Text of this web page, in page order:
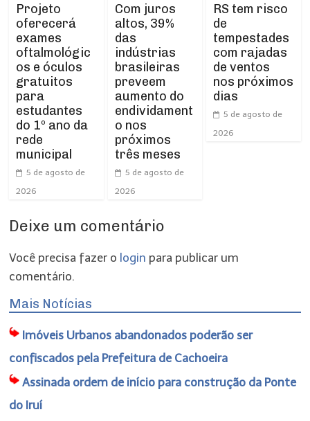
Projeto
oferecerá
exames
oftalmológic
os e óculos
gratuitos
para
estudantes
do 1º ano da
rede
municipal
5 de agosto de
2026
Com juros
altos, 39%
das
indústrias
brasileiras
preveem
aumento do
endividament
o nos
próximos
três meses
5 de agosto de
2026
RS tem risco
de
tempestades
com rajadas
de ventos
nos próximos
dias
5 de agosto de
2026
Deixe um comentário
Você precisa fazer o login para publicar um
comentário.
Mais Notícias
Imóveis Urbanos abandonados poderão ser
confiscados pela Prefeitura de Cachoeira
Assinada ordem de início para construção da Ponte
do Iruí